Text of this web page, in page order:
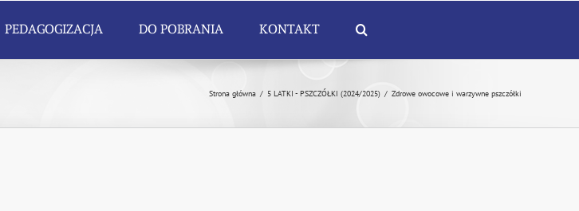
PEDAGOGIZACJA DO POBRANIA KONTAKT
Strona główna / 5 LATKI - PSZCZÓŁKI (2024/2025) / Zdrowe owocowe i warzywne pszczółki